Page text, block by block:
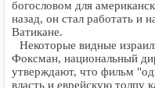
богословом для
назад, он стал работать и
Ватикане.
Некоторые видные
Фоксман, национальный
утверждают, что фильм
власть и еврейскую толпу